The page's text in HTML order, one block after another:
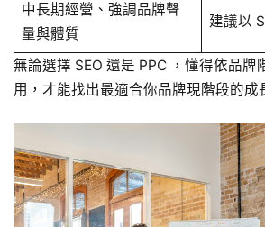
中長期經營、強調品牌聲
量與體質
建議以
無論選擇 SEO 還是 PPC ，懂得依品牌
用，才能找出最適合你品牌現階段的成